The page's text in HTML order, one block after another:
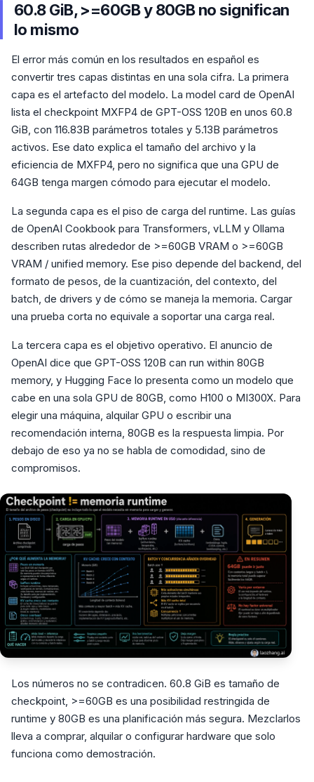
60.8 GiB, >=60GB y 80GB no significan
lo mismo
El error más común en los resultados en español es
convertir tres capas distintas en una sola cifra. La primera
capa es el artefacto del modelo. La model card de OpenAI
lista el checkpoint MXFP4 de GPT-OSS 120B en unos 60.8
GiB, con 116.83B parámetros totales y 5.13B parámetros
activos. Ese dato explica el tamaño del archivo y la
eficiencia de MXFP4, pero no significa que una GPU de
64GB tenga margen cómodo para ejecutar el modelo.
La segunda capa es el piso de carga del runtime. Las guías
de OpenAI Cookbook para Transformers, vLLM y Ollama
describen rutas alrededor de >=60GB VRAM o >=60GB
VRAM / unified memory. Ese piso depende del backend, del
formato de pesos, de la cuantización, del contexto, del
batch, de drivers y de cómo se maneja la memoria. Cargar
una prueba corta no equivale a soportar una carga real.
La tercera capa es el objetivo operativo. El anuncio de
OpenAI dice que GPT-OSS 120B can run within 80GB
memory, y Hugging Face lo presenta como un modelo que
cabe en una sola GPU de 80GB, como H100 o MI300X. Para
elegir una máquina, alquilar GPU o escribir una
recomendación interna, 80GB es la respuesta limpia. Por
debajo de eso ya no se habla de comodidad, sino de
compromisos.
Los números no se contradicen. 60.8 GiB es tamaño de
checkpoint, >=60GB es una posibilidad restringida de
runtime y 80GB es una planificación más segura. Mezclarlos
lleva a comprar, alquilar o configurar hardware que solo
funciona como demostración.